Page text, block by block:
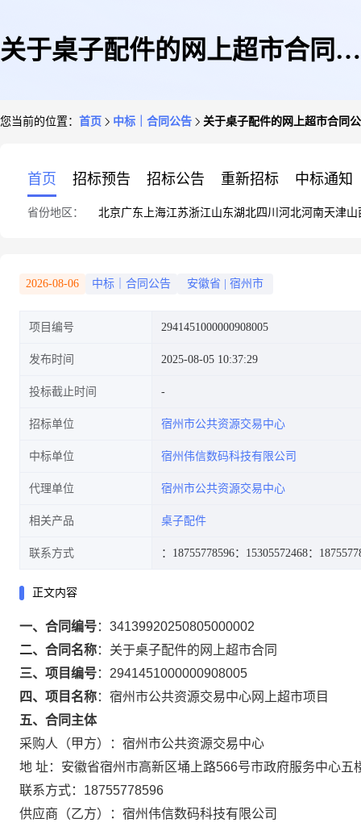
关于桌子配件的网上超市合同公
您当前的位置： 首页 中标｜合同公告 关于桌子配件的网上超市合同
首页 招标预告 招标公告 重新招标 中标通知
省份地区： 北京广东 上海江苏浙江山东湖北四川 河北河南天津山
2026-08-06 中标｜合同公告 安徽省 宿州市
项目编号 2941451000000908005
发布时间 2025-08-05 10:37:29
投标截止时间
招标单位 宿州市公共资源交易中心
中标单位 宿州伟信数码科技有限公司
代理单位 宿州市公共资源交易中心
相关产品 桌子配件
联系方式 ：18755778596：15305572468：
正文内容
一、合同编号： 34139920250805000002
二、合同名称： 关于桌子配件的网上超市合同
三、项目编号： 2941451000000908005
四、项目名称： 宿州市公共资源交易中心网上超市项目
五、合同主体
采购人（甲方）： 宿州市公共资源交易中心
地 址： 安徽省宿州市高新区埇上路566号市政府服务中心五
联系方式： 18755778596
供应商（乙方）： 宿州伟信数码科技有限公司